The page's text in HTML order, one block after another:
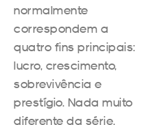
normalmente
correspondem a
quatro fins principais:
lucro, crescimento,
sobrevivência e
prestígio. Nada muito
diferente da série,